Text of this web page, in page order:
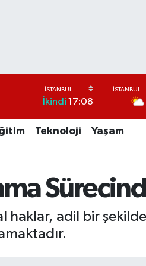
İkindi 17:08
Teknoloji Yaşam
haklar, adil bir